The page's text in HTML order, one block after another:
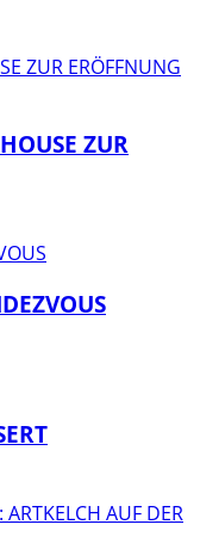
ZUR